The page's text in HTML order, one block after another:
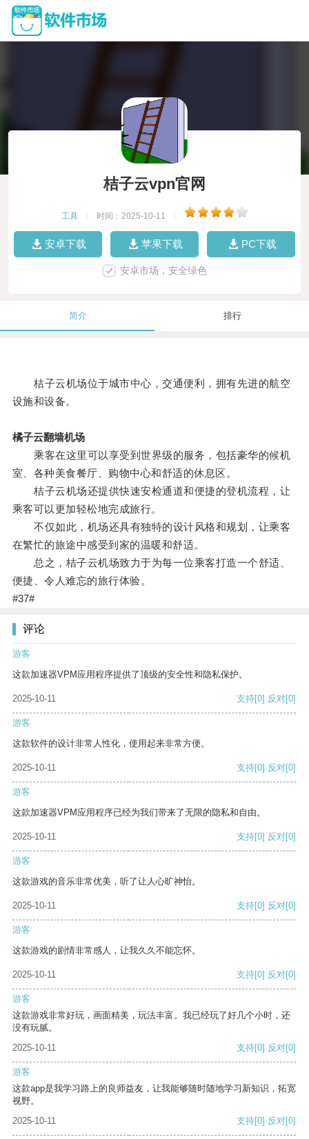
桔子云vpn官网
工具 时间：2025-10-11
安卓下载 苹果下载 PC下载
安卓市场，安全绿色
简介 排行
桔子云机场位于城市中心，交通便利，拥有先进的航空
设施和设备。
橘子云翻墙机场
乘客在这里可以享受到世界级的服务，包括豪华的候机
室、各种美食餐厅、购物中心和舒适的休息区。
桔子云机场还提供快速安检通道和便捷的登机流程，让
乘客可以更加轻松地完成旅行。
不仅如此，机场还具有独特的设计风格和规划，让乘客
在繁忙的旅途中感受到家的温暖和舒适。
总之，桔子云机场致力于为每一位乘客打造一个舒适、
便捷、令人难忘的旅行体验。
#37#
评论
游客
这款加速器VPM应用程序提供了顶级的安全性和隐私保护。
2025-10-11 支持[0] 反对[0]
游客
这款软件的设计非常人性化，使用起来非常方便。
2025-10-11 支持[0] 反对[0]
游客
这款加速器VPM应用程序已经为我们带来了无限的隐私和自由。
2025-10-11 支持[0] 反对[0]
游客
这款游戏的音乐非常优美，听了让人心旷神怡。
2025-10-11 支持[0] 反对[0]
游客
这款游戏的剧情非常感人，让我久久不能忘怀。
2025-10-11 支持[0] 反对[0]
游客
这款游戏非常好玩，画面精美，玩法丰富。我已经玩了好几个小时，还
没有玩腻。
2025-10-11
支持[0] 反对[0]
游客
这款app是我学习路上的良师益友，让我能够随时随地学习新知识，拓宽
视野。
2025-10-11
支持[0] 反对[0]